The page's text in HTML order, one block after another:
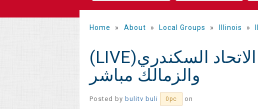
Home » About » Local Groups » Illinois »
(LIVE)مشاهدة مباراة الاتحاد السكندري
والزمالك مباشر
Posted by bulitv buli 0pc on